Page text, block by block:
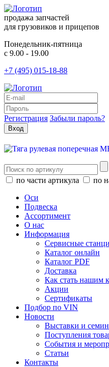
продажа запчастей
для грузовиков и прицепов
Понедельник-пятница
с 9.00 - 19.00
+7 (495) 015-18-88
Регистрация Забыли пароль?
по части артикула
по
Оси
Подвеска
Ассортимент
О нас
Информация
Сервисные
Каталог онлайн
Каталог PDF
Доставка
Как стать нашим
Акции
Сертификаты
Подбор по VIN
Новости
Выставки и
Поступления
События и
Статьи
Контакты